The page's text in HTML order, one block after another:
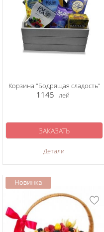
Корзина "Бодрящая сладость"
1145 лей
Детали
ЗАКАЗАТЬ